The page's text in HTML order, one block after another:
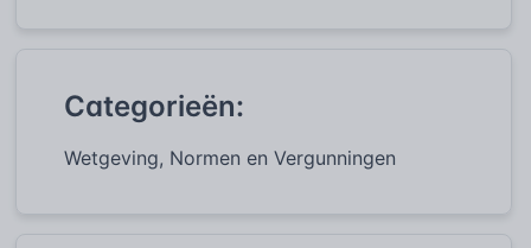
Categorieën:
Wetgeving, Normen en Vergunningen